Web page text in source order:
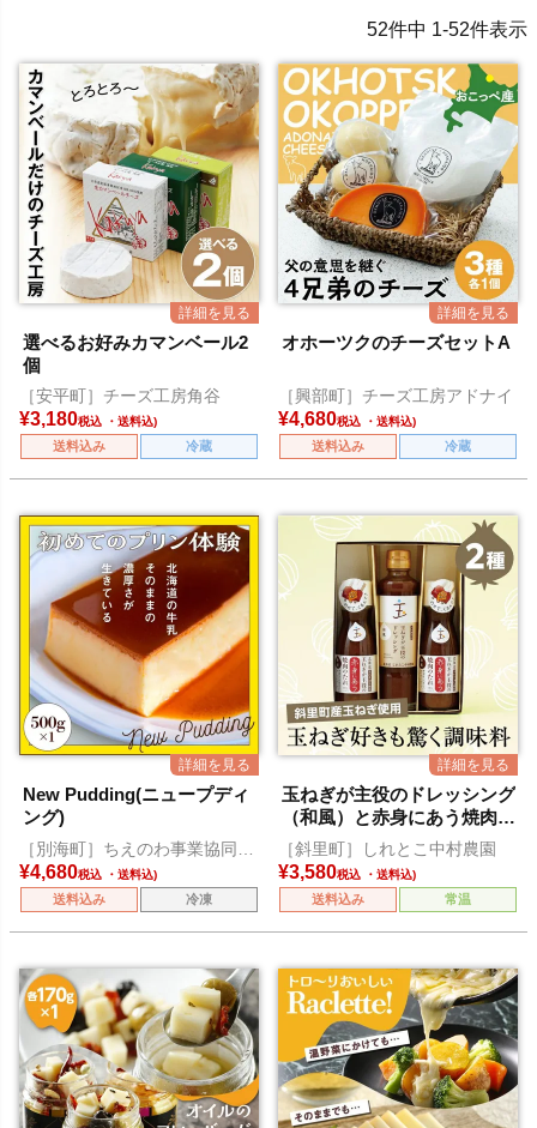
52件中 1-52件表示
選べるお好みカマンベール2
個
［安平町］チーズ工房角谷
¥3,180税込
送料込み 冷蔵
オホーツクのチーズセットA
［興部町］チーズ工房アドナイ
¥4,680税込
送料込み 冷蔵
New Pudding(ニュープディ
ング)
［別海町］ちえのわ事業協同組
合
¥4,680税込
送料込み 冷凍
玉ねぎが主役のドレッシング
（和風）と赤身にあう焼肉の
たれ
［斜里町］しれとこ中村農園
¥3,580税込
送料込み 常温